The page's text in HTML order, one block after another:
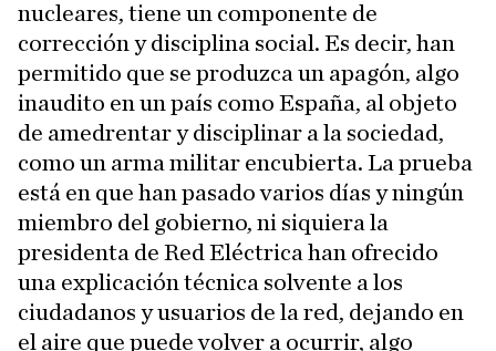
nucleares, tiene un componente de
corrección y disciplina social. Es decir, han
permitido que se produzca un apagón, algo
inaudito en un país como España, al objeto
de amedrentar y disciplinar a la sociedad,
como un arma militar encubierta. La prueba
está en que han pasado varios días y ningún
miembro del gobierno, ni siquiera la
presidenta de Red Eléctrica han ofrecido
una explicación técnica solvente a los
ciudadanos y usuarios de la red, dejando en
el aire que puede volver a ocurrir, algo